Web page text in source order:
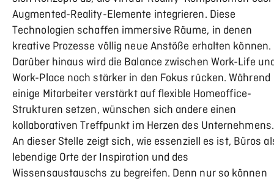
Augmented-Reality-Elemente integrieren. Diese
Technologien schaffen immersive Räume, in denen
kreative Prozesse völlig neue Anstöße erhalten können.
Darüber hinaus wird die Balance zwischen Work-Life
Work-Place noch stärker in den Fokus rücken. Während
einige Mitarbeiter verstärkt auf flexible Homeoffice-
Strukturen setzen, wünschen sich andere einen
kollaborativen Treffpunkt im Herzen des Unternehmens.
An dieser Stelle zeigt sich, wie essenziell es ist, Büros
lebendige Orte der Inspiration und des
Wissensaustauschs zu begreifen. Denn nur so können